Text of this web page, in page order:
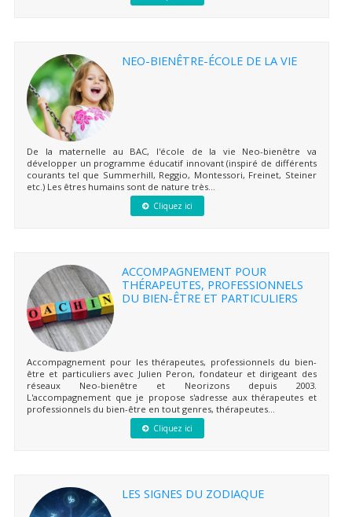
NEO-BIENÊTRE-ÉCOLE DE LA VIE
De la maternelle au BAC, l'école de la vie Neo-bienêtre va
développer un programme éducatif innovant (inspiré de différents
courants tel que Summerhill, Reggio, Montessori, Freinet, Steiner
etc.) Les êtres humains sont de nature très...
Cliquez ici
ACCOMPAGNEMENT POUR
THÉRAPEUTES, PROFESSIONNELS
DU BIEN-ÊTRE ET PARTICULIERS
Accompagnement pour les thérapeutes, professionnels du bien-
être et particuliers avec Julien Peron, fondateur et dirigeant des
réseaux Neo-bienêtre et Neorizons depuis 2003.
L'accompagnement que je propose s'adresse aux thérapeutes et
professionnels du bien-être en tout genres, thérapeutes...
Cliquez ici
LES SIGNES DU ZODIAQUE